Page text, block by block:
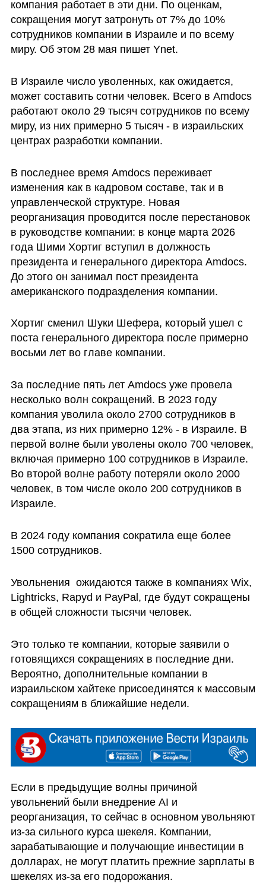
компания работает в эти дни. По оценкам,
сокращения могут затронуть от 7% до 10%
сотрудников компании в Израиле и по всему
миру. Об этом 28 мая пишет Ynet.
В Израиле число уволенных, как ожидается,
может составить сотни человек. Всего в Amdocs
работают около 29 тысяч сотрудников по всему
миру, из них примерно 5 тысяч - в израильских
центрах разработки компании.
В последнее время Amdocs переживает
изменения как в кадровом составе, так и в
управленческой структуре. Новая
реорганизация проводится после перестановок
в руководстве компании: в конце марта 2026
года Шими Хортиг вступил в должность
президента и генерального директора Amdocs.
До этого он занимал пост президента
американского подразделения компании.
Хортиг сменил Шуки Шефера, который ушел с
поста генерального директора после примерно
восьми лет во главе компании.
За последние пять лет Amdocs уже провела
несколько волн сокращений. В 2023 году
компания уволила около 2700 сотрудников в
два этапа, из них примерно 12% - в Израиле. В
первой волне были уволены около 700 человек,
включая примерно 100 сотрудников в Израиле.
Во второй волне работу потеряли около 2000
человек, в том числе около 200 сотрудников в
Израиле.
В 2024 году компания сократила еще более
1500 сотрудников.
Увольнения  ожидаются также в компаниях Wix,
Lightricks, Rapyd и PayPal, где будут сокращены
в общей сложности тысячи человек.
Это только те компании, которые заявили о
готовящихся сокращениях в последние дни.
Вероятно, дополнительные компании в
израильском хайтеке присоединятся к массовым
сокращениям в ближайшие недели.
Если в предыдущие волны причиной
увольнений были внедрение AI и
реорганизация, то сейчас в основном увольняют
из-за сильного курса шекеля. Компании,
зарабатывающие и получающие инвестиции в
долларах, не могут платить прежние зарплаты в
шекелях из-за его подорожания.